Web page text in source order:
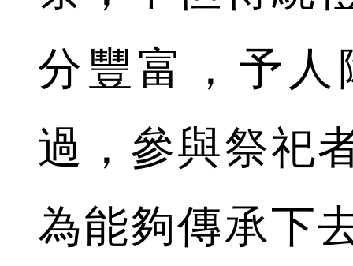
分豐富，予
過，參與祭祀
為能夠傳承下